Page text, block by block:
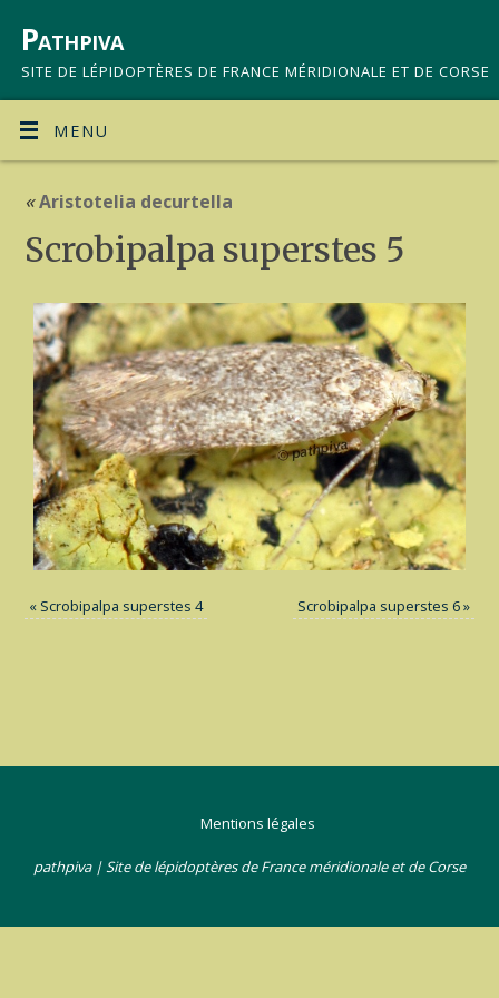
Pathpiva
SITE DE LÉPIDOPTÈRES DE FRANCE MÉRIDIONALE ET DE CORSE
MENU
«Aristotelia decurtella
Scrobipalpa superstes 5
« Scrobipalpa superstes 4 Scrobipalpa superstes 6»
Mentions légales
pathpiva | Site de lépidoptères de France méridionale et de Corse